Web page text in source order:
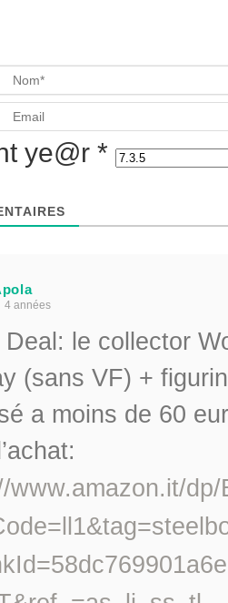
ye@r *
4 années
le collector
(sans VF) +
a moins de 60
www.amazon.it/